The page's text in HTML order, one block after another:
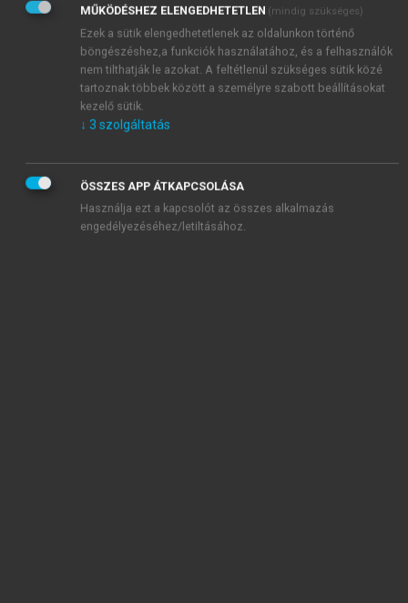
közbeszédben elvonttá és szürkévé lett kifejezést. A
komikus nyelvi hatáshoz tartozik az emelkedett
tragédiabeli kifejezések alantas összefüggésekben
való használata, de ebből nő ki aBéke(Eiréné)
nyitójelenete, amikor is Trügaiosz egy
ganajtúróbogáron száll fel az égbe, mint
évvel korábban bemutatott tragédiájában, ebből a
Nők ünnepe(Theszmophoriazuszai) nagy Euripidész-
paródiája, ebből a két nagy tragédiaíró, Aiszkhülosz
és Euripidész komikusagónja aBékák
MŰKÖDÉSHEZ ELENGEDHETETLEN (mindig szükséges)
Ezek a sütik elengedhetetlenek az oldalunkon történő
böngészéshez,a funkciók használatához, és a felhasználók
nem tilthatják le azokat. A feltétlenül szükséges sütik közé
tartoznak többek között a személyre szabott beállításokat
kezelő sütik.
↓ 3 szolgáltatás
ÖSSZES APP ÁTKAPCSOLÁSA
Használja ezt a kapcsolót az összes alkalmazás
engedélyezéséhez/letiltásához.